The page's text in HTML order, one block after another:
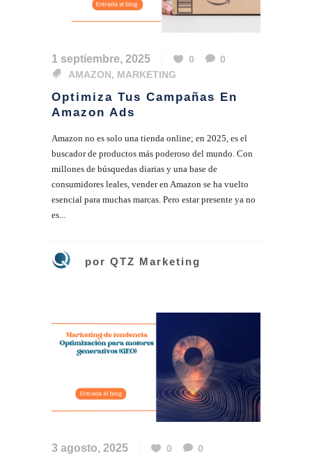
1 septiembre, 2025 0
0
AMAZON, MARKETING
Optimiza Tus Campañas En
Amazon Ads
Amazon no es solo una tienda online; en 2025, es el
buscador de productos más poderoso del mundo. Con
millones de búsquedas diarias y una base de
consumidores leales, vender en Amazon se ha vuelto
esencial para muchas marcas. Pero estar presente ya no
es...
por QTZ Marketing
3 agosto, 2025 0
0